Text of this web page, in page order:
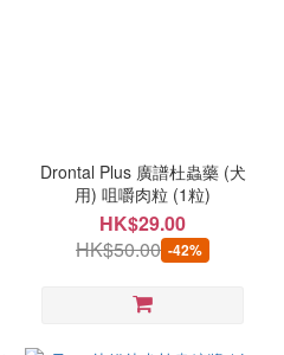
Drontal Plus 廣譜杜蟲藥 (犬
用) 咀嚼肉粒 (1粒)
HK$29.00
HK$50.00 -42%